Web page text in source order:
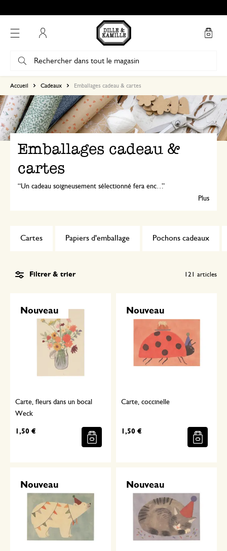
Accueil Cadeaux Emballages cadeau & cartes
Emballages cadeau &
cartes
Un cadeau soigneusement sélectionné fera encore plus d’effet lorsqu'il est joliment emballé. Une carte portant un message personnel complètera le tout !
Plus
Cartes Papiers d'emballage Pochons cadeaux
Filtrer & trier 121 articles
Nouveau
Carte, fleurs dans un bocal
Weck
1,50 €
Nouveau
Carte, coccinelle
1,50 €
Nouveau Nouveau